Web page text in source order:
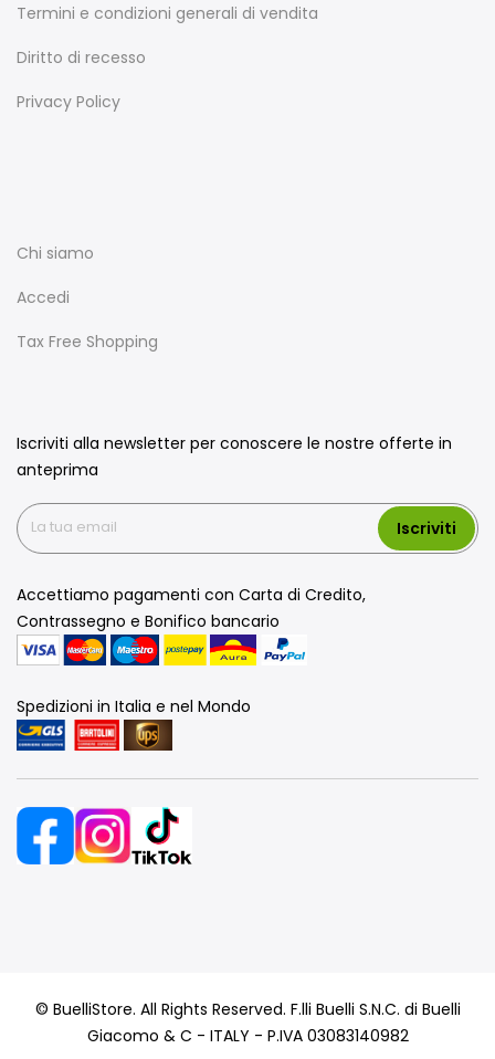
Termini e condizioni generali di vendita
Diritto di recesso
Privacy Policy
Chi siamo
Accedi
Tax Free Shopping
Iscriviti alla newsletter per conoscere le nostre offerte in
anteprima
Iscriviti
Accettiamo pagamenti con Carta di Credito,
Contrassegno e Bonifico bancario
Spedizioni in Italia e nel Mondo
© BuelliStore. All Rights Reserved. F.lli Buelli S.N.C. di Buelli
Giacomo & C - ITALY - P.IVA 03083140982